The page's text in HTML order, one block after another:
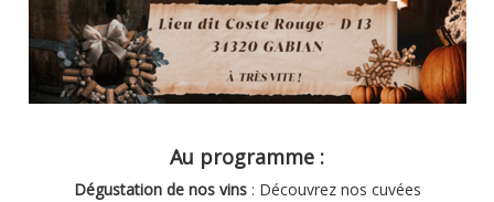
Au programme :
Dégustation de nos vins: Découvrez nos cuvées